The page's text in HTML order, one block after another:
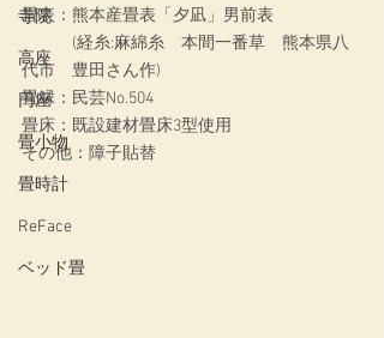
寺院
高座
円座
畳小物
畳時計
ReFace
ベッド畳
畳表：熊本産畳表「夕凪」男前表
(経糸:麻綿糸　本間一番草　熊本県八
代市　豊田さん作)
畳縁：民芸No.504
畳床：既設建材畳床3型使用
その他：障子貼替